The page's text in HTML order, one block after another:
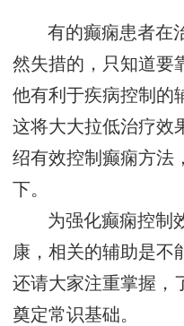
有的癫痫患者在
然失措的，只知道要
他有利于疾病控制的
这将大大拉低治疗效
绍有效控制癫痫方法
下。
为强化癫痫控制
康，相关的辅助是不
还请大家注重掌握，
奠定常识基础。